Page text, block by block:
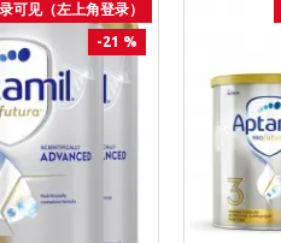
可见（左上角登录）
-21 %